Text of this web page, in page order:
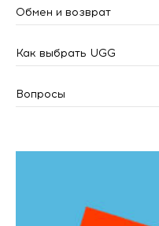
Обмен и возврат
Как выбрать UGG
Вопросы